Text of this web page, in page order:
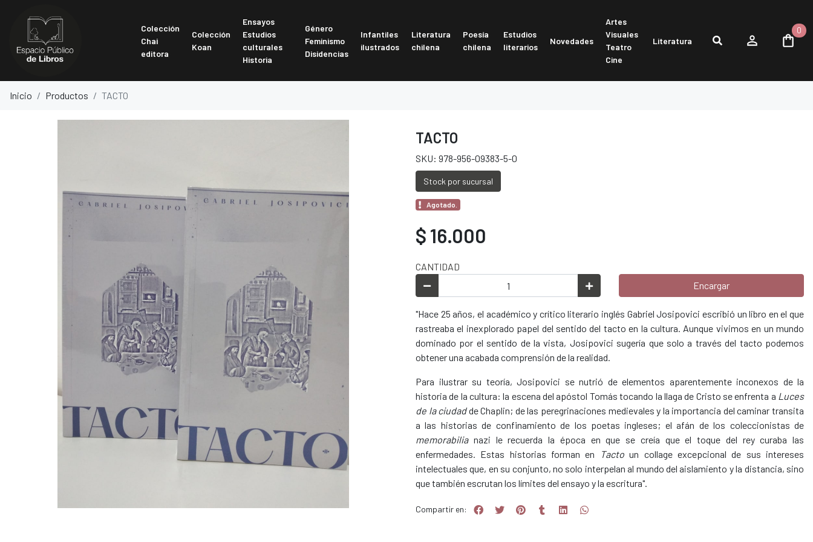
Colección
Chai
editora
Colección
Koan
Ensayos
Estudios
culturales
Historia
Género
Feminismo
Disidencias
Infantiles
ilustrados
Literatura
chilena
Poesía
chilena
Estudios
literarios
Novedades
Artes
Visuales
Teatro
Cine
Literatura
0
Inicio Productos TACTO
TACTO
SKU: 978-956-09383-5-0
Stock por sucursal
Agotado.
$ 16.000
CANTIDAD
Encargar
"Hace 25 años, el académico y crítico literario inglés Gabriel Josipovici escribió un libro en el que
rastreaba el inexplorado papel del sentido del tacto en la cultura. Aunque vivimos en un mundo
dominado por el sentido de la vista, Josipovici sugería que solo a través del tacto podemos
obtener una acabada comprensión de la realidad.
Para ilustrar su teoría, Josipovici se nutrió de elementos aparentemente inconexos de la
historia de la cultura: la escena del apóstol Tomás tocando la llaga de Cristo se enfrenta a Luces
de la ciudadde Chaplin; de las peregrinaciones medievales y la importancia del caminar transita
a las historias de confinamiento de los poetas ingleses; el afán de los coleccionistas de
memorabilia nazi le recuerda la época en que se creía que el toque del rey curaba las
enfermedades. Estas historias forman en
Tactoun collage excepcional de sus intereses
intelectuales que, en su conjunto, no solo interpelan al mundo del aislamiento y la distancia, sino
que también escrutan los límites del ensayo y la escritura".
Compartir en: